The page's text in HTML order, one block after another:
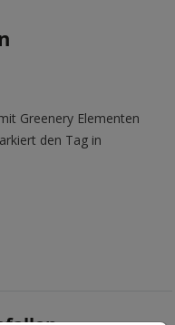
Greenery Elementen
den Tag in